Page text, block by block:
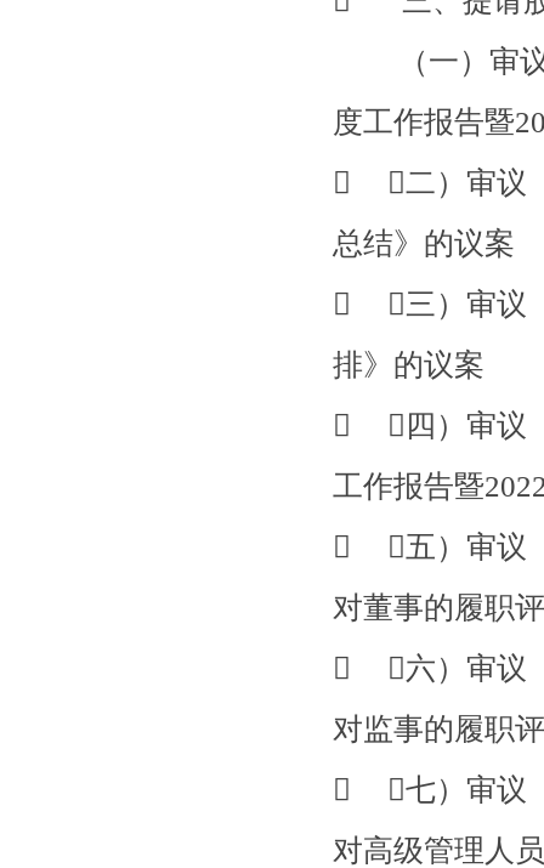
（一）审议
度工作报告暨
 （二）审议
总结》的议案
 （三）审议
排》的议案
 （四）审议
工作报告暨
 （五）审议
对董事的履职
 （六）审议
对监事的履职
 （七）审议
对高级管理人